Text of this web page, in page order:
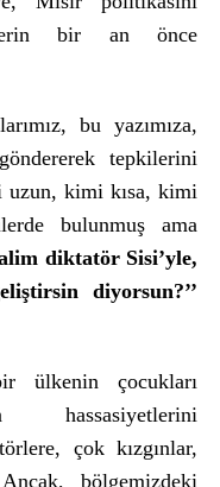
bir an önce
bu yazımıza,
tepkilerini
kimi kısa, kimi
bulunmuş ama
diktatör Sisi’yle,
diyorsun?’’
ülkenin çocukları
hassasiyetlerini
çok kızgınlar,
bölgemizdeki